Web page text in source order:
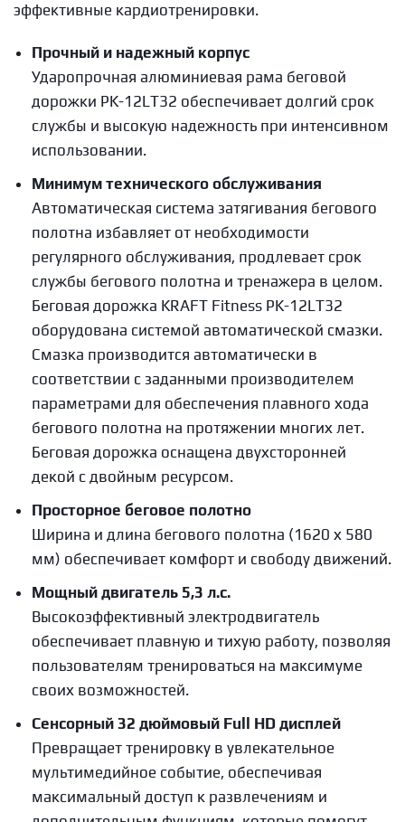
эффективные кардиотренировки.
Прочный и надежный корпус
Ударопрочная алюминиевая рама беговой
дорожки PK-12LT32 обеспечивает долгий срок
службы и высокую надежность при интенсивном
использовании.
Минимум технического обслуживания
Автоматическая система затягивания бегового
полотна избавляет от необходимости
регулярного обслуживания, продлевает срок
службы бегового полотна и тренажера в целом.
Беговая дорожка KRAFT Fitness PK-12LT32
оборудована системой автоматической смазки.
Смазка производится автоматически в
соответствии с заданными производителем
параметрами для обеспечения плавного хода
бегового полотна на протяжении многих лет.
Беговая дорожка оснащена двухсторонней
декой с двойным ресурсом.
Просторное беговое полотно
Ширина и длина бегового полотна (1620 х 580
мм) обеспечивает комфорт и свободу движений.
Мощный двигатель 5,3 л.с.
Высокоэффективный электродвигатель
обеспечивает плавную и тихую работу, позволяя
пользователям тренироваться на максимуме
своих возможностей.
Сенсорный 32 дюймовый Full HD дисплей
Превращает тренировку в увлекательное
мультимедийное событие, обеспечивая
максимальный доступ к развлечениям и